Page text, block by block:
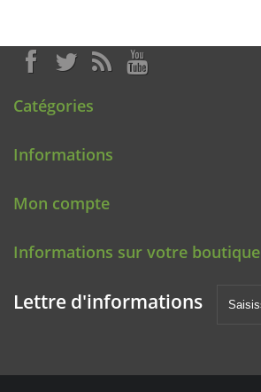
Catégories
Informations
Mon compte
Informations sur votre boutique
Lettre d'informations